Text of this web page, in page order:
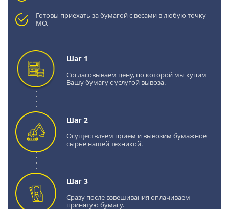
Готовы приехать за бумагой с весами в любую точку
МО.
Шаг 1
Согласовываем цену, по которой мы купим
Вашу бумагу с услугой вывоза.
Шаг 2
Осуществляем прием и вывозим бумажное
сырье нашей техникой.
Шаг 3
Сразу после взвешивания оплачиваем
принятую бумагу.